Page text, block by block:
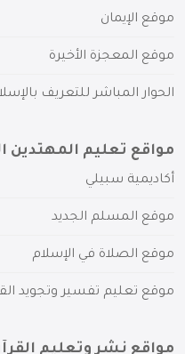
موقع الإيمان
موقع المعجزة الأخيرة
الحوار المباشر للتعريف
مواقع تعليم المهتدين
أكاديمية سبيلي
موقع المسلم الجديد
موقع الصلاة في الإسلام
موقع تعليم تفسير وتجويد
مواقع نشر وتعليم